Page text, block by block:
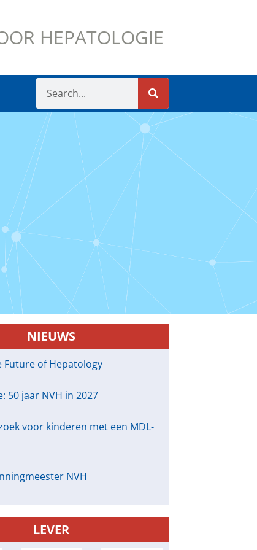
HEPATOLOGIE
NIEUWS
Future of Hepatology
50 jaar NVH in 2027
voor kinderen met een MDL-
NVH
LEVER